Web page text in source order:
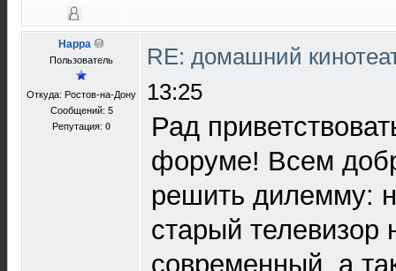
Happa
Пользователь
Откуда: Ростов-на-Дону
Сообщений: 5
Репутация: 0
RE: домашний
13:25
Рад
форуме! Всем
решить дилемму:
старый телевизор
современный, а